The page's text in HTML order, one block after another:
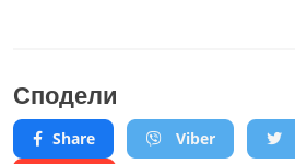
Сподели
Share Viber